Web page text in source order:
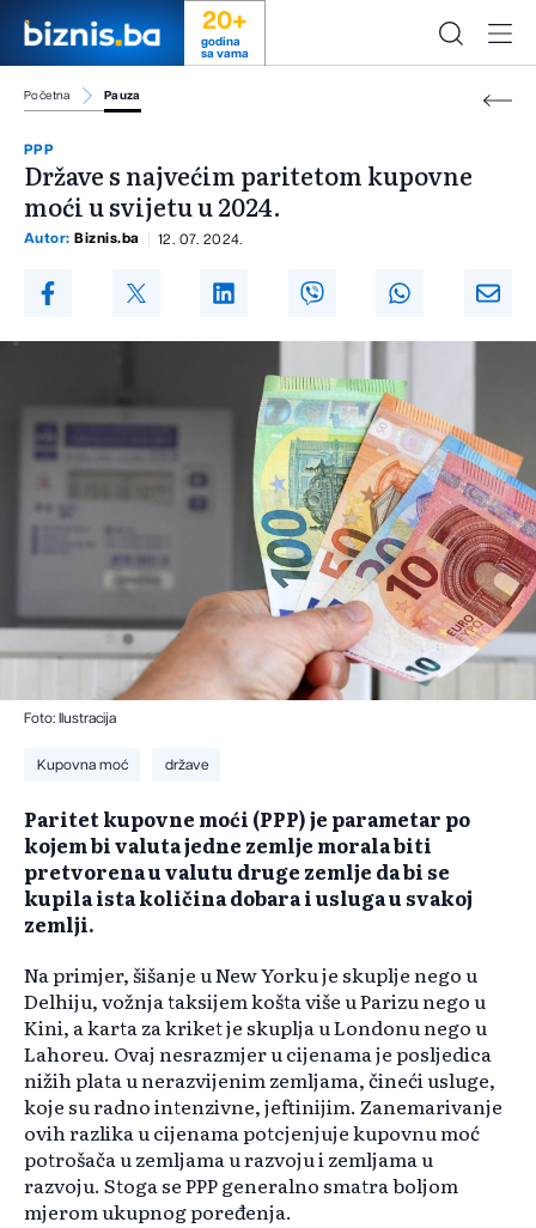
20+
godina
sa vama
Početna Pauza
PPP
Države s najvećim paritetom kupovne
moći u svijetu u 2024.
Autor: Biznis.ba 12. 07. 2024.
Foto: Ilustracija
Kupovna moć države
Paritet kupovne moći (PPP) je parametar po
kojem bi valuta jedne zemlje morala biti
pretvorena u valutu druge zemlje da bi se
kupila ista količina dobara i usluga u svakoj
zemlji.
Na primjer, šišanje u New Yorku je skuplje nego u
Delhiju, vožnja taksijem košta više u Parizu nego u
Kini, a karta za kriket je skuplja u Londonu nego u
Lahoreu. Ovaj nesrazmjer u cijenama je posljedica
nižih plata u nerazvijenim zemljama, čineći usluge,
koje su radno intenzivne, jeftinijim. Zanemarivanje
ovih razlika u cijenama potcjenjuje kupovnu moć
potrošača u zemljama u razvoju i zemljama u
razvoju. Stoga se PPP generalno smatra boljom
mjerom ukupnog poređenja.